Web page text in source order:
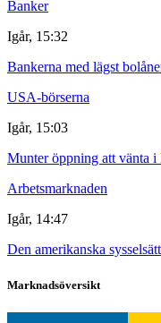
Banker
Igår, 15:32
Bankerna med lägst
USA-börserna
Igår, 15:03
Munter öppning att vänta
Arbetsmarknaden
Igår, 14:47
Den amerikanska
Marknadsöversikt